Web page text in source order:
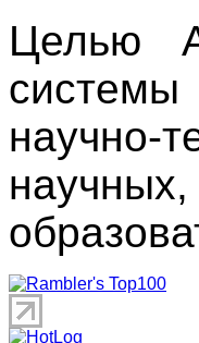
Целью
научно-